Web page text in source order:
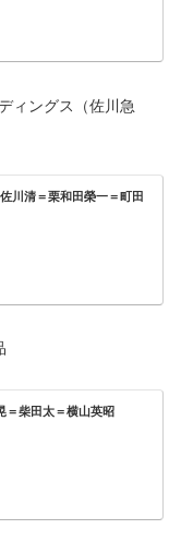
ングス（佐川急
川清＝栗和田榮一＝町田
＝柴田太＝横山英昭